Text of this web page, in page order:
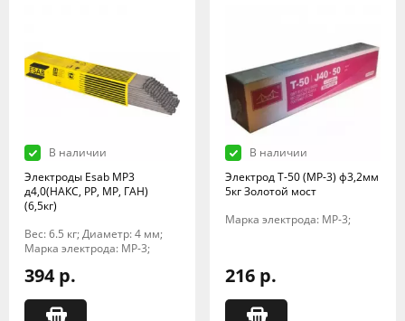
В наличии
Электроды Esab МР3
д4,0(НАКС, РР, МР, ГАН)
(6,5кг)
Вес: 6.5 кг; Диаметр: 4 мм;
Марка электрода: МР-3;
394 р.
В наличии
Электрод Т-50 (МР-3) ф3,2мм
5кг Золотой мост
Марка электрода: МР-3;
216 р.